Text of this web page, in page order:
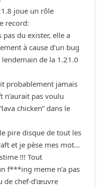
joue un rôle
record:
pas du exister, elle a
à cause d’un bug
de la 1.21.0
probablement jamais
pas voulu
chicken” dans le
pire disque de tout les
et je pèse mes mot…
!!! Tout
f***ing meme n’a pas
de chef-d’œuvre